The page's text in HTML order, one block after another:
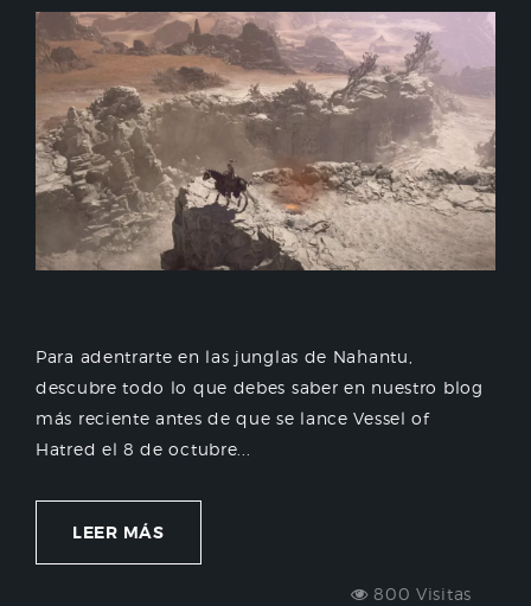
Para adentrarte en las junglas de Nahantu,
descubre todo lo que debes saber en nuestro blog
más reciente antes de que se lance Vessel of
Hatred el 8 de octubre...
LEER MÁS
800 Visitas